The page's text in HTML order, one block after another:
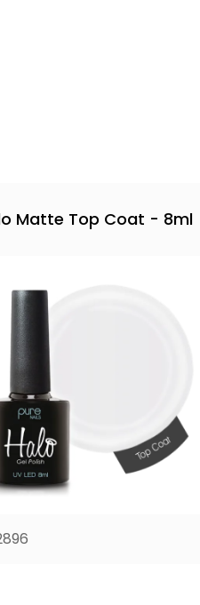
Matte Top Coat - 8ml